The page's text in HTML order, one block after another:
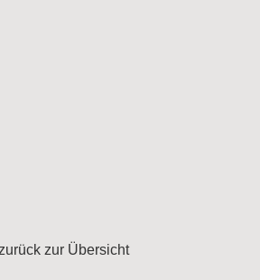
zurück zur Übersicht